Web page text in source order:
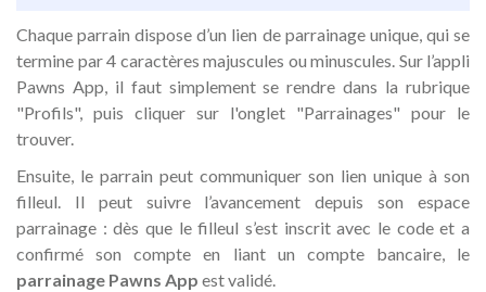
Chaque parrain dispose d’un lien de parrainage unique, qui se
termine par 4 caractères majuscules ou minuscules. Sur l’appli
Pawns App, il faut simplement se rendre dans la rubrique
"Profils", puis cliquer sur l'onglet "Parrainages" pour le
trouver.
Ensuite, le parrain peut communiquer son lien unique à son
filleul. Il peut suivre l’avancement depuis son espace
parrainage : dès que le filleul s’est inscrit avec le code et a
confirmé son compte en liant un compte bancaire, le
parrainage Pawns App est validé.